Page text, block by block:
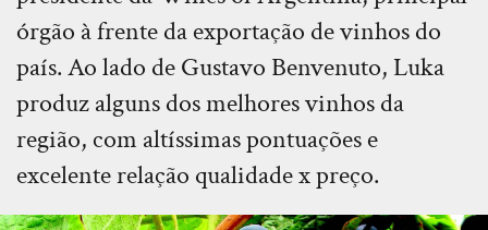
órgão à frente da exportação de vinhos do
país. Ao lado de Gustavo Benvenuto, Luka
produz alguns dos melhores vinhos da
região, com altíssimas pontuações e
excelente relação qualidade x preço.